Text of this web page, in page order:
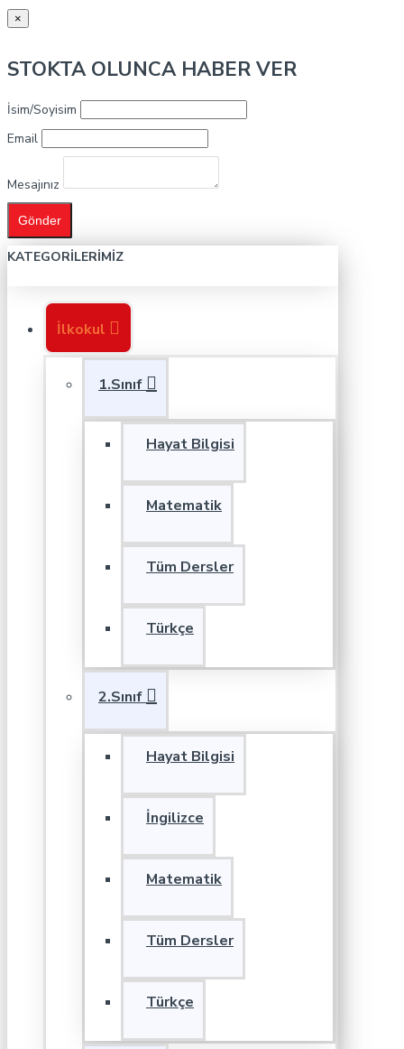
×
STOKTA OLUNCA HABER VER
İsim/Soyisim
Email
Mesajınız
Gönder
KATEGORILERIMIZ
İlkokul
1.Sınıf
Hayat Bilgisi
Matematik
Tüm Dersler
Türkçe
2.Sınıf
Hayat Bilgisi
İngilizce
Matematik
Tüm Dersler
Türkçe